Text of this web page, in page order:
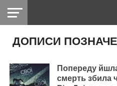
НІКОПОЛЬ
ДОПИСИ
Попереду
смерть збила